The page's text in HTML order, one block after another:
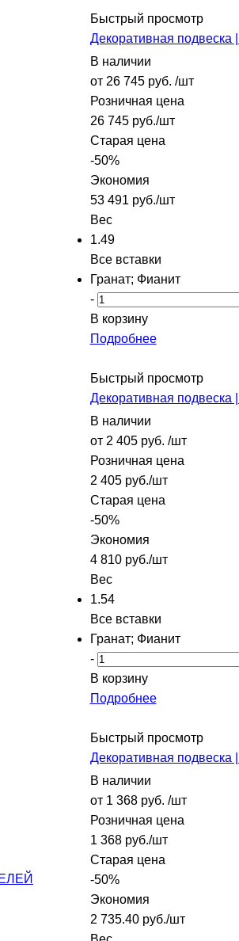
Быстрый просмотр
Декоративная подвеска
В наличии
от 26 745 руб. /шт
Розничная цена
26 745руб./шт
Старая цена
-50%
Экономия
53 491 руб./шт
Вес
1.49
Все вставки
Гранат; Фианит
-
В корзину
Подробнее
Быстрый просмотр
Декоративная
В наличии
от 2 405 руб. /шт
Розничная цена
2 405руб./шт
Старая цена
-50%
Экономия
4 810руб./шт
Вес
1.54
Все вставки
Гранат; Фианит
-
В корзину
Подробнее
Быстрый просмотр
Декоративная
В наличии
от 1 368 руб. /шт
Розничная цена
1 368руб./шт
Старая цена
-50%
Экономия
2 735.40руб./шт